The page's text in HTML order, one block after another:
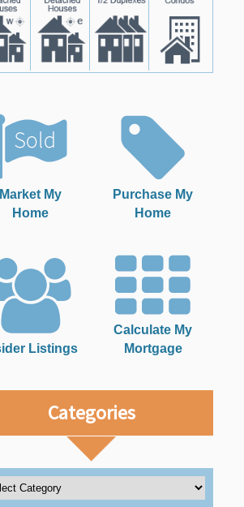
Market My
Home
Purchase My
Home
Listings
Calculate My
Mortgage
Categories